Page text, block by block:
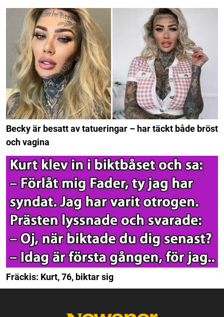
Becky är besatt av tatueringar – har täckt både bröst
och vagina
Fräckis: Kurt, 76, biktar sig